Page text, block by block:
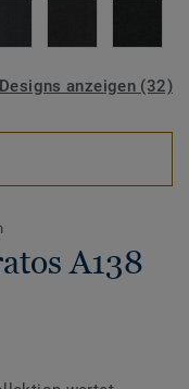
anzeigen (32)
A138